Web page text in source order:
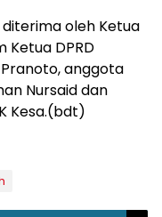
oleh Ketua
Ketua DPRD
Pranoto, anggota
Nursaid dan
Kesa.(bdt)